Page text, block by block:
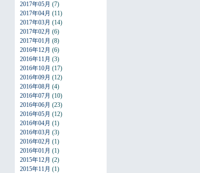
2017年05月 (7)
2017年04月 (11)
2017年03月 (14)
2017年02月 (6)
2017年01月 (8)
2016年12月 (6)
2016年11月 (3)
2016年10月 (17)
2016年09月 (12)
2016年08月 (4)
2016年07月 (10)
2016年06月 (23)
2016年05月 (12)
2016年04月 (1)
2016年03月 (3)
2016年02月 (1)
2016年01月 (1)
2015年12月 (2)
2015年11月 (1)